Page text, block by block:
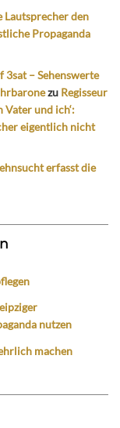
Lautsprecher den
Propaganda
3sat – Sehenswerte
zu Regisseur
Vater und ich‘:
eigentlich nicht
erfasst die
nutzen
machen